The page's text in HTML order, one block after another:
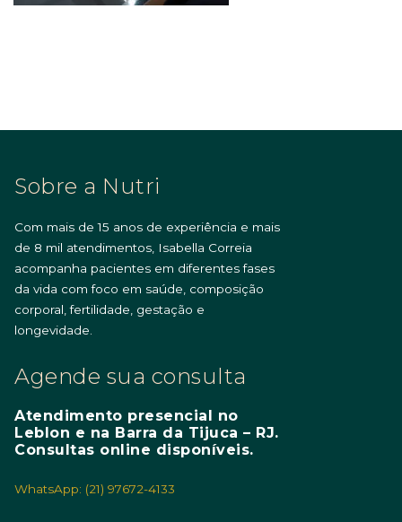
Sobre a Nutri
Com mais de 15 anos de experiência e mais
de 8 mil atendimentos, Isabella Correia
acompanha pacientes em diferentes fases
da vida com foco em saúde, composição
corporal, fertilidade, gestação e
longevidade.
Agende sua consulta
Atendimento presencial no
Leblon e na Barra da Tijuca – RJ.
Consultas online disponíveis.
WhatsApp: (21) 97672-4133